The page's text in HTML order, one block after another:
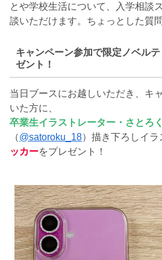
とや学校生活について、入学相談
談いただけます。ちょっとした質
キャンペーン参加で限定ノベル
ゼント！
当日ブースにお越しいただき、キ
いた方に、
卒業生イラストレーター・さとろ
（@satoroku_18）描き下ろしイラ
ッカーをプレゼント！